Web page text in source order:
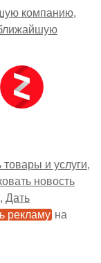
компанию
товары и услуги
новость
Дать
рекламу на